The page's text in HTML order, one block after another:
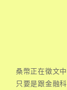
桑幣正在徵文
只要是跟金融